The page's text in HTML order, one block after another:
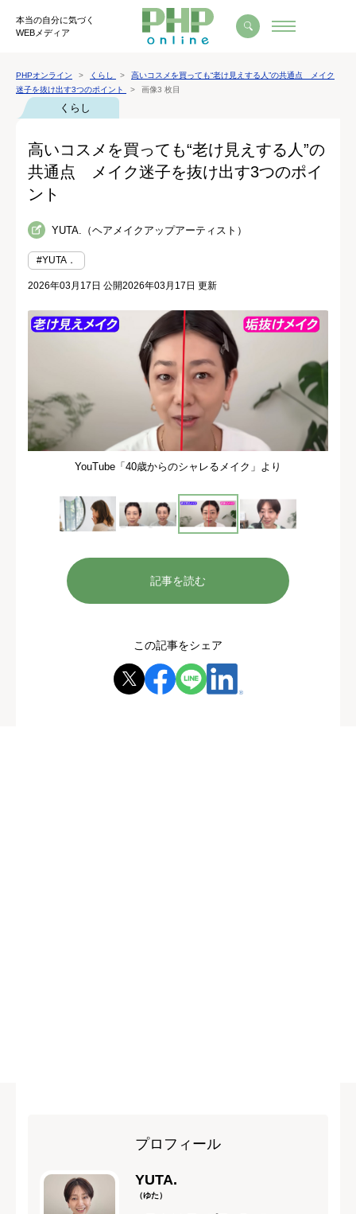
本当の自分に気づく
WEBメディア
PHPオンライン くらし
高いコスメを買っても“老け見えする人”の共通点 メイク
迷子を抜け出す3つのポイント
画像3 枚目
くらし
高いコスメを買っても“老け見えする人”の
共通点 メイク迷子を抜け出す3つのポイ
ント
YUTA.（ヘアメイクアップアーティスト）
#YUTA．
2026年03月17日 公開2026年03月17日 更新
YouTube「40歳からのシャレるメイク」より
記事を読む
この記事をシェア
プロフィール
YUTA.
（ゆた）